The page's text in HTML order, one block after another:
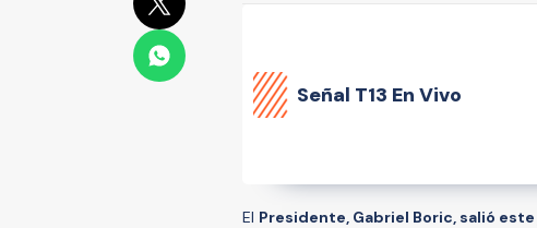
Señal T13 En Vivo
El Presidente, Gabriel Boric, salió